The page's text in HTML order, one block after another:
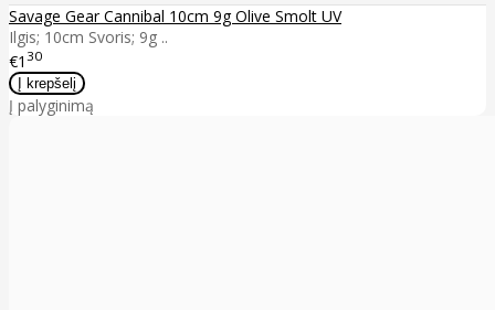
Savage Gear Cannibal 10cm 9g Olive Smolt UV
Ilgis; 10cm Svoris; 9g ..
€1 30
Į palyginimą